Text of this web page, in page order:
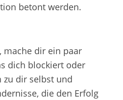
betont werden.
mache dir ein paar
dich blockiert oder
dir selbst und
die den Erfolg